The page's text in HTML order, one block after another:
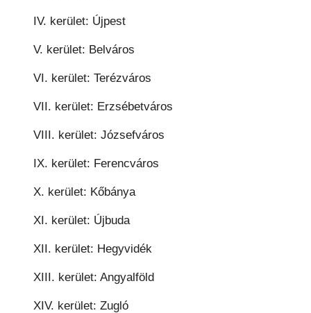
IV. kerület: Újpest
V. kerület: Belváros
VI. kerület: Terézváros
VII. kerület: Erzsébetváros
VIII. kerület: Józsefváros
IX. kerület: Ferencváros
X. kerület: Kőbánya
XI. kerület: Újbuda
XII. kerület: Hegyvidék
XIII. kerület: Angyalföld
XIV. kerület: Zugló